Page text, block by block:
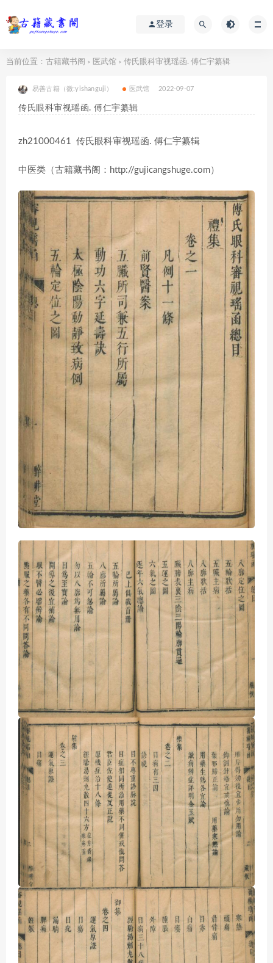
登录
当前位置： 古籍藏书阁 > 医武馆 > 传氏眼科审视瑶函. 傅仁宇纂辑
易善古籍（微:yishanguji） 医武馆 2022-09-07
传氏眼科审视瑶函. 傅仁宇纂辑
zh21000461 传氏眼科审视瑶函. 傅仁宇纂辑
中医类（古籍藏书阁：http://gujicangshuge.com）